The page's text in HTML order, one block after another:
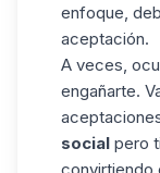
enfoque,
aceptación.
A veces,
engañarte.
social pero
convirtiendo